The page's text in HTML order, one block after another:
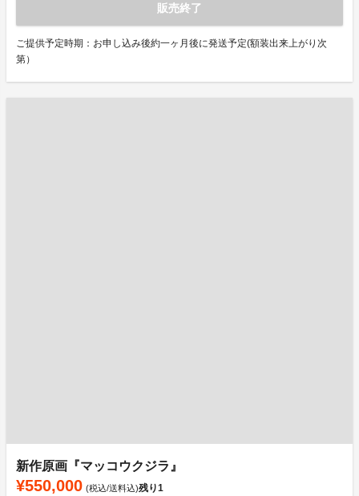
販売終了
ご提供予定時期：お申し込み後約一ヶ月後に発送予定(額装出来上がり次
第）
新作原画『マッコウクジラ』
¥550,000 (税込/送料込)残り1